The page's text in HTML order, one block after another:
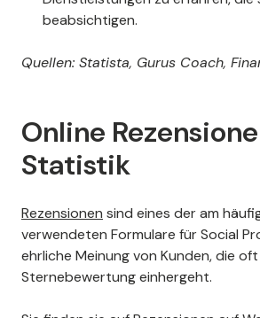
beabsichtigen.
Quellen: Statista, Gurus Coach,
Online
Statistik
Rezensionen sind eines der am
verwendeten Formulare für Social
ehrliche Meinung von Kunden, die
Sternebewertung einhergeht.